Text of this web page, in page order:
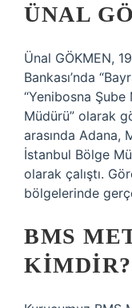
ÜNAL
Ünal GÖKMEN,
Bankası’nda
“Yenibosna Şube
Müdürü” olarak
arasında Adana,
İstanbul Bölge
olarak çalıştı.
bölgelerinde
BMS
KIMDIR?